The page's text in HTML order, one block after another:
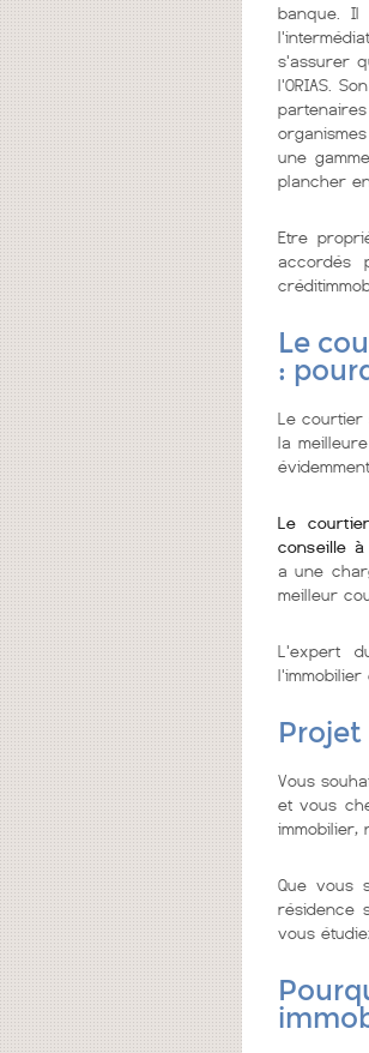
banque. Il
s'assurer
l'ORIAS.
une
plancher
Etre
accordés
Le
:
Le courtier
la
Le
conseille
a une
meilleur
L'expert
l'immobilier
Projet
Vous
et vous
immobilier,
Que vous
résidence
vous